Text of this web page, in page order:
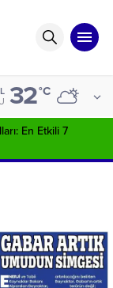
32°C
En Etkili 7